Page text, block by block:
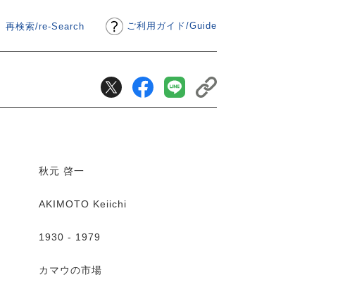
ご利用ガイド/Guide
再検索/re-Search
秋元 啓一
AKIMOTO Keiichi
1930 - 1979
カマウの市場